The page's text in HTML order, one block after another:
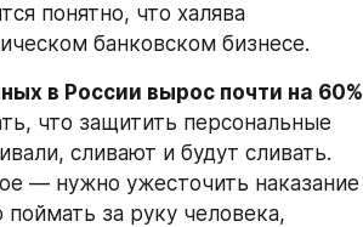
понятно, что халява
банковском бизнесе.
в России вырос почти на 60%
что защитить персональные
сливают и будут сливать.
— нужно ужесточить наказание
за руку человека,